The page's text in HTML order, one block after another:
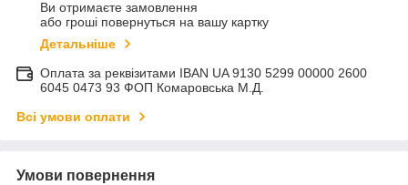
Ви отримаєте замовлення
або гроші повернуться на вашу картку
Детальніше
Оплата за реквізитами IBAN UA 9130 5299 00000 2600
6045 0473 93 ФОП Комаровська М.Д.
Всі умови оплати
Умови повернення